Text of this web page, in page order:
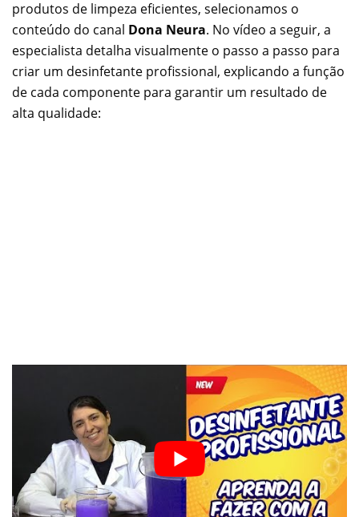
produtos de limpeza eficientes, selecionamos o
conteúdo do canal Dona Neura. No vídeo a seguir, a
especialista detalha visualmente o passo a passo para
criar um desinfetante profissional, explicando a função
de cada componente para garantir um resultado de
alta qualidade: